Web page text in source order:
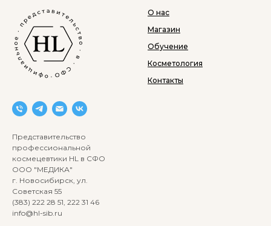
Представительство
профессиональной
космецевтики HL в СФО
ООО "МЕДИКА"
г. Новосибирск, ул.
Советская 55
(383) 222 28 51, 222 31 46
info@hl-sib.ru
О нас
Магазин
Обучение
Косметология
Контакты